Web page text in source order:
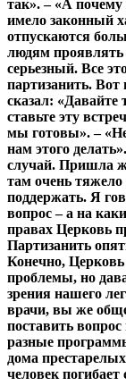
так». – «А почему
имело законный
отпускаются
людям проявлять
серьезный. Все
партизанить.
сказал: «Давайте
ставьте эту
мы готовы». –
нам этого
случай. Пришла
там очень
поддержать. Я
вопрос – а на
правах Церковь
Партизанить
Конечно, Церковь
проблемы, но
зрения нашего
врачи, вы же
поставить
разные
дома
человек